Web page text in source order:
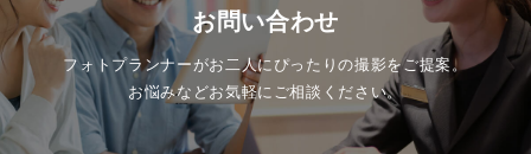
お問い合わせ
フォトプランナーがお二人にぴったりの撮影をご提案。
お悩みなどお気軽にご相談ください。